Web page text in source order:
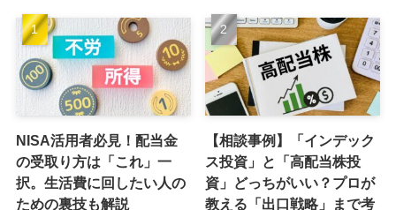
NISA活用者必見！配当金
の受取り方は「これ」一
択。生活費に回したい人の
ための裏技も解説
【相談事例】「インデック
ス投資」と「高配当株投
資」どっちがいい？プロが
教える「出口戦略」まで考